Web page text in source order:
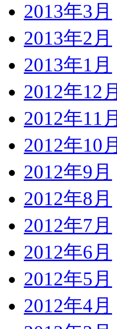
2013年3月
2013年2月
2013年1月
2012年12月
2012年11月
2012年10月
2012年9月
2012年8月
2012年7月
2012年6月
2012年5月
2012年4月